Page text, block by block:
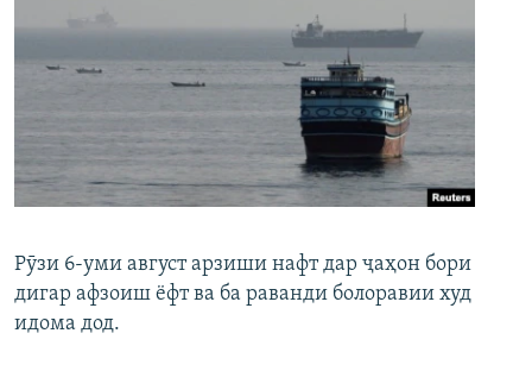
Рӯзи 6-уми август арзиши нафт дар ҷаҳон бори
дигар афзоиш ёфт ва ба раванди болоравии худ
идома дод.